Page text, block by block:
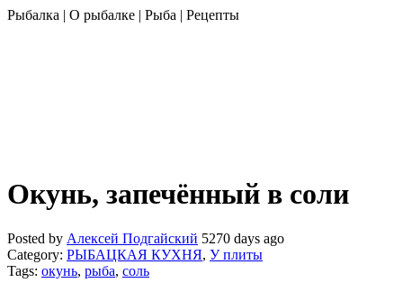
Рыбалка | О рыбалке | Рыба | Рецепты
Окунь, запечённый в соли
Posted by Алексей Подгайский 5270 days ago
Category: РЫБАЦКАЯ КУХНЯ, У плиты
Tags: окунь, рыба, соль